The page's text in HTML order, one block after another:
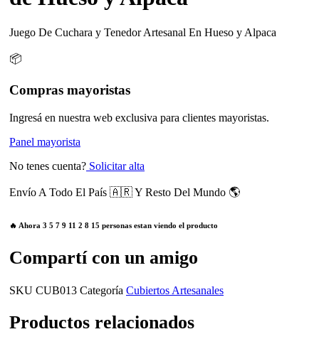
Juego De Cuchara y Tenedor Artesanal En Hueso y Alpaca
📦
Compras mayoristas
Ingresá en nuestra web exclusiva para clientes mayoristas.
Panel mayorista
No tenes cuenta? Solicitar alta
Envío A Todo El País 🇦🇷 Y Resto Del Mundo 🌎
🔥 Ahora 3 5 7 9 11 2 8 15 personas estan viendo el producto
Compartí con un amigo
SKU CUB013 Categoría Cubiertos Artesanales
Productos relacionados